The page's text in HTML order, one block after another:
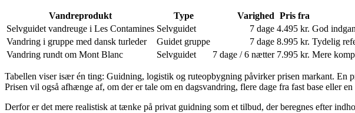
Vandreprodukt Type Varighed Pris fra
Selvguidet vandreuge i Les Contamines Selvguidet 7 dage 4.495 kr. God
Vandring i gruppe med dansk turleder
Guidet gruppe 7 dage 8.995 kr. Tydelig
Vandring rundt om Mont Blanc
Selvguidet 7 dage / 6 nætter 7.995 kr. Mere
Tabellen viser især én ting: Guidning, logistik og ruteopbygning påvirker prisen markant.
Prisen vil også afhænge af, om der er tale om en dagsvandring, flere dage fra fast base eller
Derfor er det mere realistisk at tænke på privat guidning som et tilbud, der beregnes efter